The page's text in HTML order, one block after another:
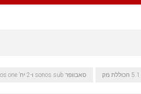
סאבוופר sonos sub ו-2 יח’ sonos one דור שני